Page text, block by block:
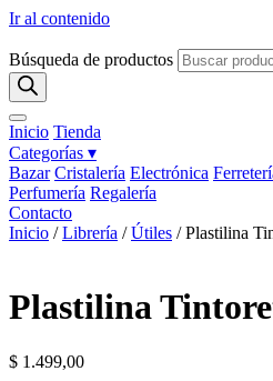
Ir al contenido
Búsqueda de productos
Inicio Tienda
Categorías ▾
Bazar Cristalería Electrónica
Perfumería Regalería
Contacto
Inicio /Librería /Útiles / Plastilina
Plastilina
$ 1.499,00